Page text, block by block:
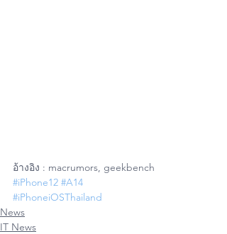
อ้างอิง : macrumors, geekbench
#iPhone12 #A14
#iPhoneiOSThailand
News
IT News